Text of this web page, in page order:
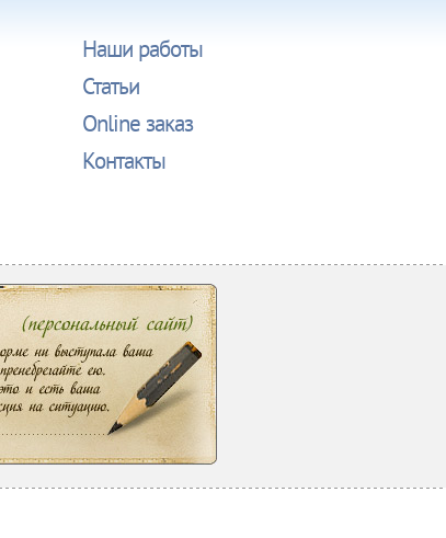
Наши работы
Статьи
Online заказ
Контакты